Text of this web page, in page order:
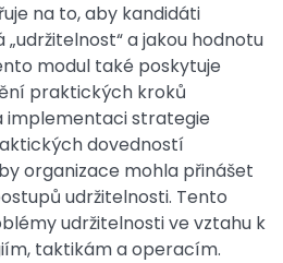
na to, aby kandidáti
a jakou hodnotu
modul také poskytuje
praktických kroků
implementaci strategie
dovedností
organizace mohla přinášet
udržitelnosti. Tento
udržitelnosti ve vztahu k
taktikám a operacím.